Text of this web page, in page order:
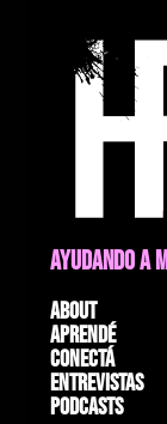
AYUDANDO A
About
Aprendé
Conectá
Entrevistas
Podcasts